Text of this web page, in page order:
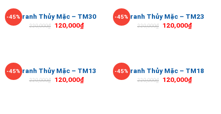
-45%Tranh Thủy Mặc – TM30
220,000₫ 120,000₫
-45%Tranh Thủy Mặc – TM23
220,000₫ 120,000₫
-45%Tranh Thủy Mặc – TM13
220,000₫ 120,000₫
-45%Tranh Thủy Mặc – TM18
220,000₫ 120,000₫